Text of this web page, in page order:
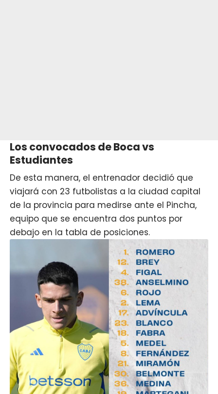
Los convocados de Boca vs
Estudiantes
De esta manera, el entrenador decidió que
viajará con 23 futbolistas a la ciudad capital
de la provincia para medirse ante el Pincha,
equipo que se encuentra dos puntos por
debajo en la tabla de posiciones.